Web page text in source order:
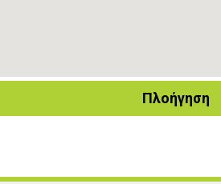
Πλοήγηση